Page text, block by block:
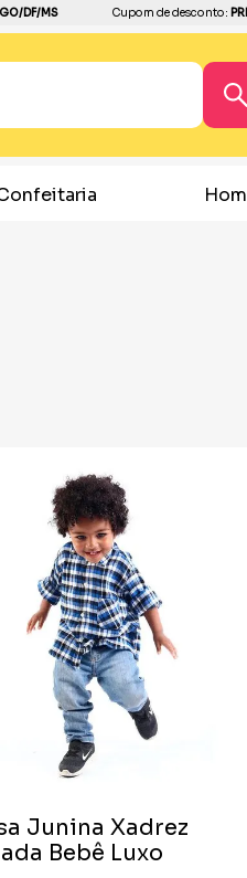
GO/DF/MS Cupom de desconto:
Decor Chá
Junina Xadrez
Bebê Luxo